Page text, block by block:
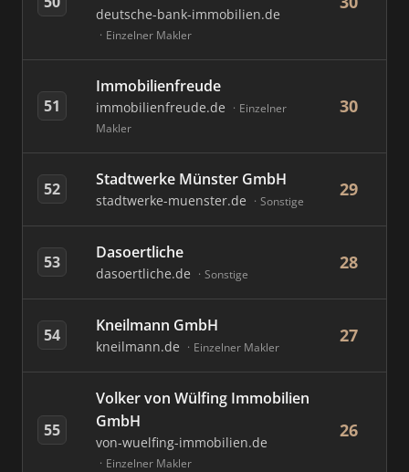
deutsche-bank-immobilien.de
Einzelner Makler
51
Immobilienfreude
immobilienfreude.de
Einzelner
Makler
30
52 Stadtwerke Münster GmbH
stadtwerke-muenster.de Sonstige
29
53 Dasoertliche
dasoertliche.de Sonstige
28
54 Kneilmann GmbH
kneilmann.de Einzelner Makler
27
55
Volker von Wülfing Immobilien
GmbH
von-wuelfing-immobilien.de
Einzelner Makler
26